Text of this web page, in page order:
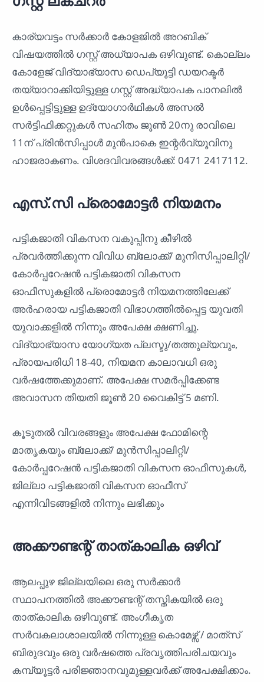
കാര്യവട്ടം സർക്കാർ കോളജിൽ അറബിക്
വിഷയത്തിൽ ഗസ്റ്റ് അധ്യാപക ഒഴിവുണ്ട്. കൊല്ലം
കോളേജ് വിദ്യാഭ്യാസ ഡെപ്യൂട്ടി ഡയറക്ടർ
തയ്യാറാക്കിയിട്ടുള്ള ഗസ്റ്റ് അദ്ധ്യാപക പാനലിൽ
ഉൾപ്പെട്ടിട്ടുള്ള ഉദ്യോഗാർഥികൾ അസൽ
സർട്ടിഫിക്കറ്റുകൾ സഹിതം ജൂൺ 20നു രാവിലെ
11ന് പ്രിൻസിപ്പാൾ മുൻപാകെ ഇന്റർവ്യൂവിനു
ഹാജരാകണം. വിശദവിവരങ്ങൾക്ക്: 0471 2417112.
എസ്.സി പ്രൊമോട്ടർ നിയമനം
പട്ടികജാതി വികസന വകുപ്പിനു കീഴിൽ
പ്രവർത്തിക്കുന്ന വിവിധ ബ്ലോക്ക്/ മുനിസിപ്പാലിറ്റി/
കോർപ്പറേഷൻ പട്ടികജാതി വികസന
ഓഫീസുകളിൽ പ്രൊമോട്ടർ നിയമനത്തിലേക്ക്
അർഹരായ പട്ടികജാതി വിഭാഗത്തിൽപ്പെട്ട യുവതി
യുവാക്കളിൽ നിന്നും അപേക്ഷ ക്ഷണിച്ചു.
വിദ്യാഭ്യാസ യോഗ്യത പ്ലസ്ടു/തത്തുല്യവും,
പ്രായപരിധി 18-40, നിയമന കാലാവധി ഒരു
വർഷത്തേക്കുമാണ്. അപേക്ഷ സമർപ്പിക്കേണ്ട
അവാസന തീയതി ജൂൺ 20 വൈകിട്ട് 5 മണി.
കൂടുതൽ വിവരങ്ങളും അപേക്ഷ ഫോമിന്റെ
മാതൃകയും ബ്ലോക്ക്/ മുൻസിപ്പാലിറ്റി/
കോർപ്പറേഷൻ പട്ടികജാതി വികസന ഓഫീസുകൾ,
ജില്ലാ പട്ടികജാതി വികസന ഓഫീസ്
എന്നിവിടങ്ങളിൽ നിന്നും ലഭിക്കും
അക്കൗണ്ടന്റ് താത്കാലിക ഒഴിവ്
ആലപ്പുഴ ജില്ലയിലെ ഒരു സർക്കാർ
സ്ഥാപനത്തിൽ അക്കൗണ്ടന്റ് തസ്തികയിൽ ഒരു
താത്കാലിക ഒഴിവുണ്ട്. അംഗീകൃത
സർവകലാശാലയിൽ നിന്നുള്ള കൊമേഴ്സ് / മാത്‌സ്
ബിരുദവും ഒരു വർഷത്തെ പ്രവൃത്തിപരിചയവും
കമ്പ്യൂട്ടർ പരിജ്ഞാനവുമുള്ളവർക്ക് അപേക്ഷിക്കാം.